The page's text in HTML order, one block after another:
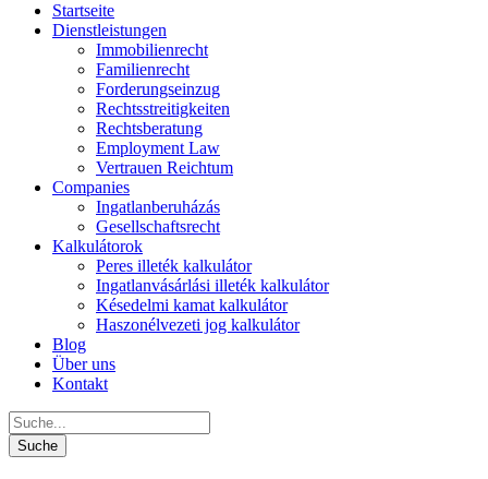
Startseite
Dienstleistungen
Immobilienrecht
Familienrecht
Forderungseinzug
Rechtsstreitigkeiten
Rechtsberatung
Employment Law
Vertrauen Reichtum
Companies
Ingatlanberuházás
Gesellschaftsrecht
Kalkulátorok
Peres illeték kalkulátor
Ingatlanvásárlási illeték kalkulátor
Késedelmi kamat kalkulátor
Haszonélvezeti jog kalkulátor
Blog
Über uns
Kontakt